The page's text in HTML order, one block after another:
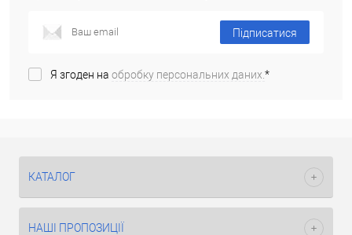
Підписатися
Я згоден на обробку персональних даних.*
КАТАЛОГ
НАШІ ПРОПОЗИЦІЇ